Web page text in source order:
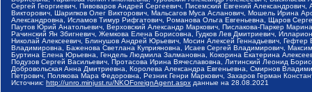
Сергей Георгиевич, Пивоваров Андрей Сергеевич, Писемский Евгений
Викторович, Шарипков Олег Викторович, Мальсагов Муса Асланович, Мошель Ирина
Александровна, Исламов Тимур Рифгатович, Романова Ольга Евгеньевна, Щаров
Паутов Юрий Анатольевич, Верховский Александр Маркович, Пислакова-Паркер
Рачинский Ян Збигневич, Жемкова Елена Борисовна, Гудков Лев Дмитриевич,
Николай Алексеевич, Блинушов Андрей Юрьевич, Мосин Алексей Геннадьевич,
Владимировна, Баженова Светлана Куприяновна, Исаев Сергей Владимирович,
Буртина Елена Юрьевна, Гендель Людмила Залмановна, Кокорина Екатерина
Подузов Сергей Васильевич, Протасова Ирина Вячеславовна, Литинский Леонид
Добровольская Анна Дмитриевна, Королева Александра Евгеньевна, Смирнов
Петрович, Полякова Мара Федоровна, Резник Генри Маркович, Захаров Герман
Источник: http://unro.minjust.ru/NKOForeignAgent.aspx данные на 28.08.2021